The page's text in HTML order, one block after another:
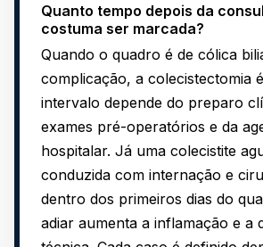
Quanto tempo depois da
costuma ser marcada?
Quando o quadro é de cólica
complicação, a colecistectomia
intervalo depende do preparo
exames pré-operatórios e da
hospitalar. Já uma colecistite
conduzida com internação e
dentro dos primeiros dias do
adiar aumenta a inflamação e a